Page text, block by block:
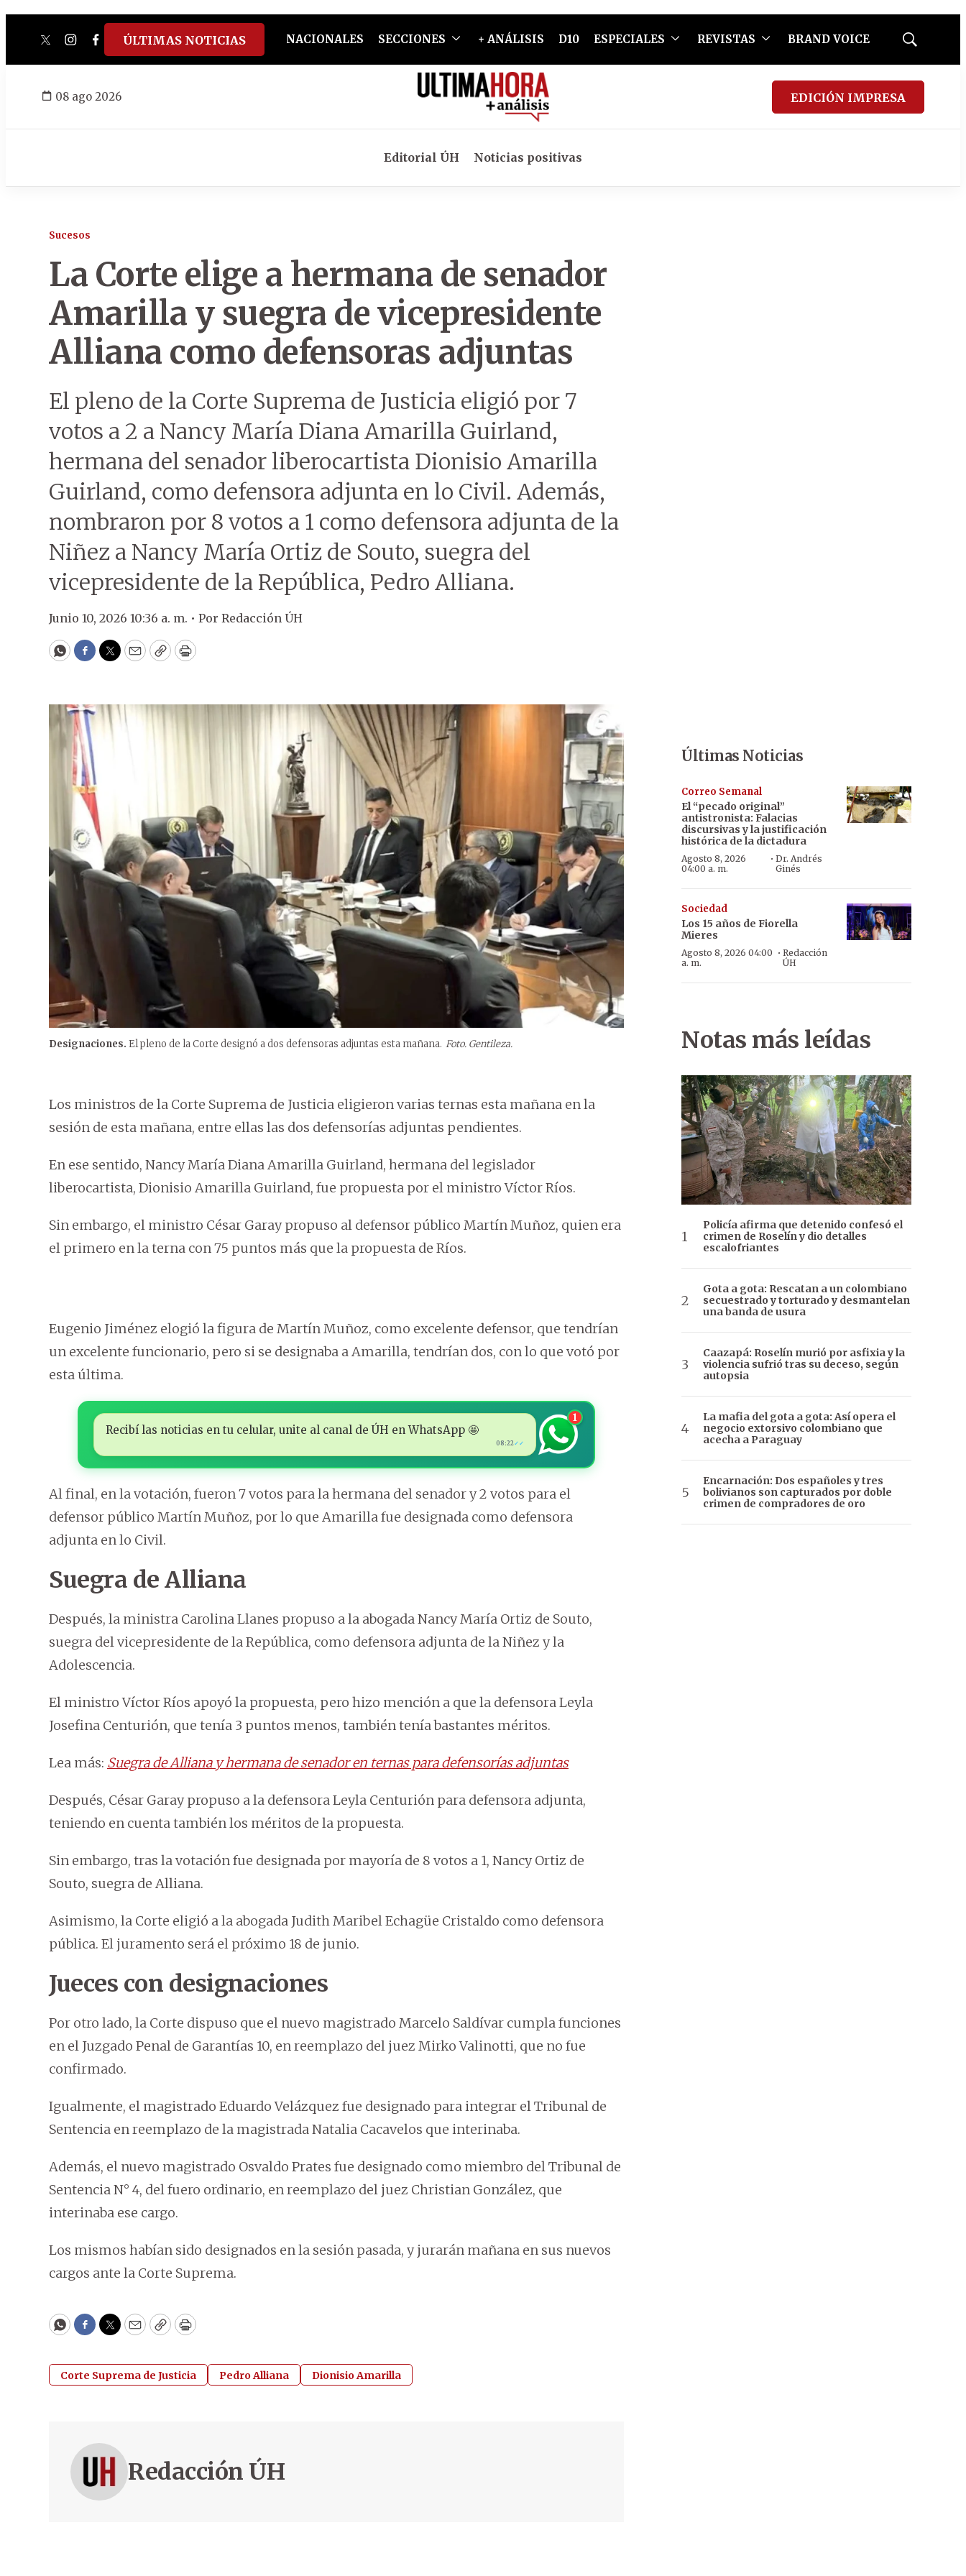
twitterinstagram
facebook
tiktokyoutube
spotify
ÚLTIMAS NOTICIAS NACIONALES SECCIONES + ANÁLISIS D10 ESPECIALES REVISTAS BRAND VOICE
Mostrar
08 ago 2026 EDICIÓN IMPRESA
Editorial ÚH Noticias positivas
Sucesos
La Corte elige a hermana de senador
Amarilla y suegra de vicepresidente
Alliana como defensoras adjuntas
El pleno de la Corte Suprema de Justicia eligió por 7
votos a 2 a Nancy María Diana Amarilla Guirland,
hermana del senador liberocartista Dionisio Amarilla
Guirland, como defensora adjunta en lo Civil. Además,
nombraron por 8 votos a 1 como defensora adjunta de la
Niñez a Nancy María Ortiz de Souto, suegra del
vicepresidente de la República, Pedro Alliana.
Junio 10, 2026 10:36 a. m. • Por Redacción ÚH
WhatsApp
Facebook
Twitter
EmailCopyPrint
Designaciones. El pleno de la Corte designó a dos defensoras adjuntas esta mañana. Foto. Gentileza.
Los ministros de la Corte Suprema de Justicia eligieron varias ternas esta mañana en la
sesión de esta mañana, entre ellas las dos defensorías adjuntas pendientes.
En ese sentido, Nancy María Diana Amarilla Guirland, hermana del legislador
liberocartista, Dionisio Amarilla Guirland, fue propuesta por el ministro Víctor Ríos.
Sin embargo, el ministro César Garay propuso al defensor público Martín Muñoz, quien era
el primero en la terna con 75 puntos más que la propuesta de Ríos.
Eugenio Jiménez elogió la figura de Martín Muñoz, como excelente defensor, que tendrían
un excelente funcionario, pero si se designaba a Amarilla, tendrían dos, con lo que votó por
esta última.
Recibí las noticias en tu celular, unite al canal de ÚH en WhatsApp 🤩
08:22✓✓
1
Al final, en la votación, fueron 7 votos para la hermana del senador y 2 votos para el
defensor público Martín Muñoz, por lo que Amarilla fue designada como defensora
adjunta en lo Civil.
Suegra de Alliana
Después, la ministra Carolina Llanes propuso a la abogada Nancy María Ortiz de Souto,
suegra del vicepresidente de la República, como defensora adjunta de la Niñez y la
Adolescencia.
El ministro Víctor Ríos apoyó la propuesta, pero hizo mención a que la defensora Leyla
Josefina Centurión, que tenía 3 puntos menos, también tenía bastantes méritos.
Lea más: Suegra de Alliana y hermana de senador en ternas para defensorías adjuntas
Después, César Garay propuso a la defensora Leyla Centurión para defensora adjunta,
teniendo en cuenta también los méritos de la propuesta.
Sin embargo, tras la votación fue designada por mayoría de 8 votos a 1, Nancy Ortiz de
Souto, suegra de Alliana.
Asimismo, la Corte eligió a la abogada Judith Maribel Echagüe Cristaldo como defensora
pública. El juramento será el próximo 18 de junio.
Jueces con designaciones
Por otro lado, la Corte dispuso que el nuevo magistrado Marcelo Saldívar cumpla funciones
en el Juzgado Penal de Garantías 10, en reemplazo del juez Mirko Valinotti, que no fue
confirmado.
Igualmente, el magistrado Eduardo Velázquez fue designado para integrar el Tribunal de
Sentencia en reemplazo de la magistrada Natalia Cacavelos que interinaba.
Además, el nuevo magistrado Osvaldo Prates fue designado como miembro del Tribunal de
Sentencia N° 4, del fuero ordinario, en reemplazo del juez Christian González, que
interinaba ese cargo.
Los mismos habían sido designados en la sesión pasada, y jurarán mañana en sus nuevos
cargos ante la Corte Suprema.
WhatsApp
Facebook
Twitter
EmailCopyPrint
Corte Suprema de Justicia Pedro Alliana Dionisio Amarilla
Redacción ÚH
Últimas Noticias
Correo Semanal
El “pecado original”
antistronista: Falacias
discursivas y la justificación
histórica de la dictadura
Agosto 8, 2026
04:00 a. m.
·Dr. Andrés
Ginés
Sociedad
Los 15 años de Fiorella
Mieres
Agosto 8, 2026 04:00
a. m.
· Redacción
ÚH
Notas más leídas
Policía afirma que detenido confesó el
crimen de Roselín y dio detalles
escalofriantes
Gota a gota: Rescatan a un colombiano
secuestrado y torturado y desmantelan
una banda de usura
Caazapá: Roselín murió por asfixia y la
violencia sufrió tras su deceso, según
autopsia
La mafia del gota a gota: Así opera el
negocio extorsivo colombiano que
acecha a Paraguay
Encarnación: Dos españoles y tres
bolivianos son capturados por doble
crimen de compradores de oro